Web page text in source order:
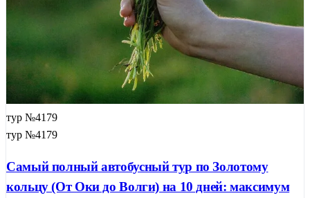
тур №4179
тур №4179
Самый полный автобусный тур по Золотому
кольцу (От Оки до Волги) на 10 дней: максимум